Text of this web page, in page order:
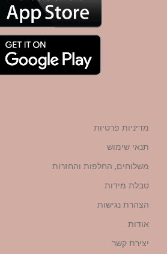
מדיניות פרטיות
תנאי שימוש
משלוחים, החלפות והחזרות
טבלת מידות
הצהרת נגישות
אודות
יצירת קשר